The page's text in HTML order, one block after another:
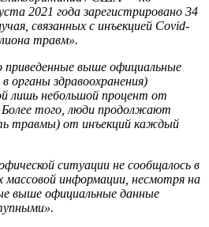
2021 года зарегистрировано 34
связанных с инъекцией Covid-
травм».
выше официальные
органы здравоохранения)
лишь небольшой процент от
того, люди продолжают
травмы) от инъекций каждый
ситуации не сообщалось в
массовой информации, несмотря на
выше официальные данные